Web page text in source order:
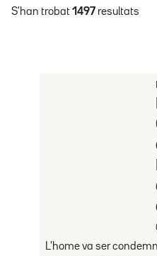
S'han trobat 1497 resultats
L'home va ser